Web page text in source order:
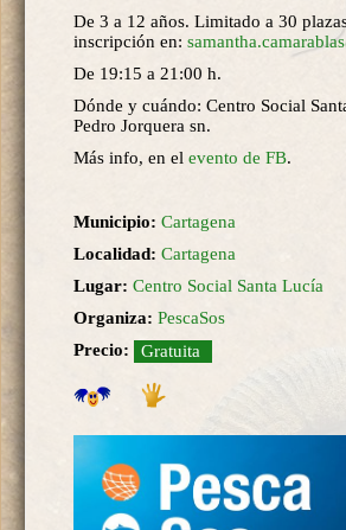
De 3 a 12 años. Limitado a 30
inscripción en:
De 19:15 a 21:00 h.
Dónde y cuándo: Centro Social
Pedro Jorquera sn.
Más info, en el evento de FB.
Municipio: Cartagena
Localidad: Cartagena
Lugar: Centro Social Santa Lucía
Organiza: PescaSos
Precio:
Gratuita